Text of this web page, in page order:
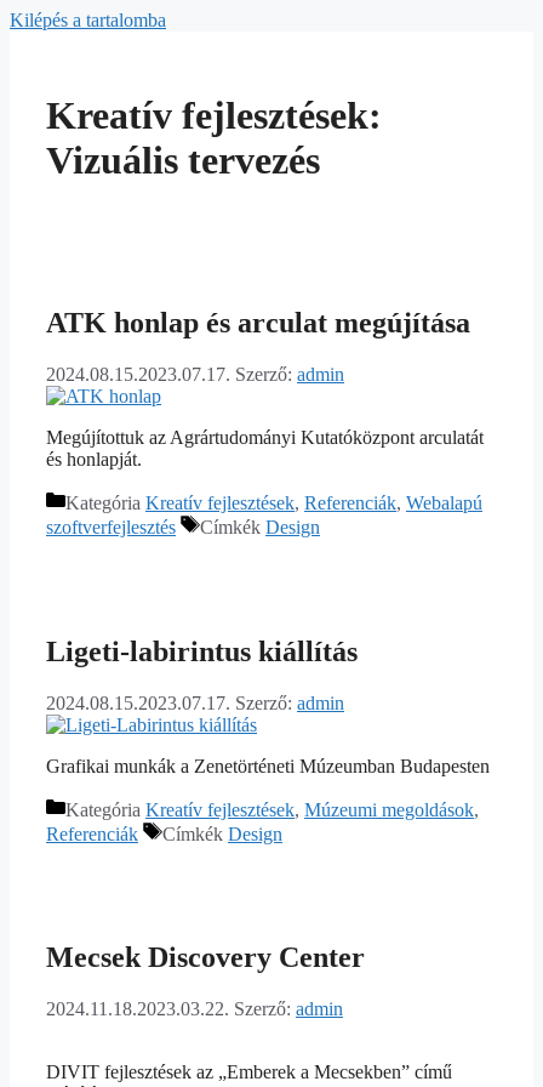
Kilépés a tartalomba
Kreatív fejlesztések:
Vizuális tervezés
ATK honlap és arculat megújítása
2024.08.15.2023.07.17. Szerző: admin
Megújítottuk az Agrártudományi Kutatóközpont arculatát
és honlapját.
Kategória Kreatív fejlesztések, Referenciák, Webalapú
szoftverfejlesztés
Címkék Design
Ligeti-labirintus kiállítás
2024.08.15.2023.07.17. Szerző: admin
Grafikai munkák a Zenetörténeti Múzeumban Budapesten
Kategória Kreatív fejlesztések, Múzeumi megoldások,
Referenciák
Címkék Design
Mecsek Discovery Center
2024.11.18.2023.03.22. Szerző: admin
DIVIT fejlesztések az „Emberek a Mecsekben” című